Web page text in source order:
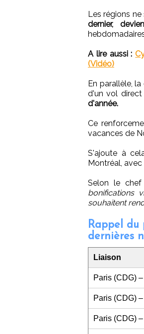
Les régions
dernier,
A lire aussi :
(Vidéo)
En parallèle,
d'un vol direct
d'année.
Ce
vacances de
S'ajoute à
Montréal,
Selon le
bonifications
souhaitent
Rappel du
dernières
Liaison
Paris (CDG)
Paris (CDG)
Paris (CDG)